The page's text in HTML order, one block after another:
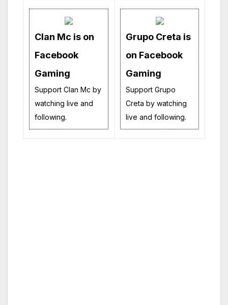
Clan Mc is on
Facebook
Gaming
Support Clan Mc by
watching live and
following.
Grupo Creta is
on Facebook
Gaming
Support Grupo
Creta by watching
live and following.